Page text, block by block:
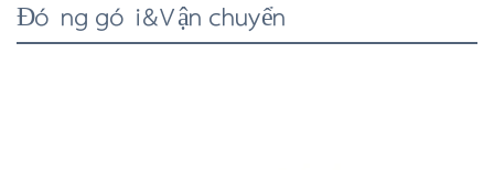
Đóng gói&Vận chuyển